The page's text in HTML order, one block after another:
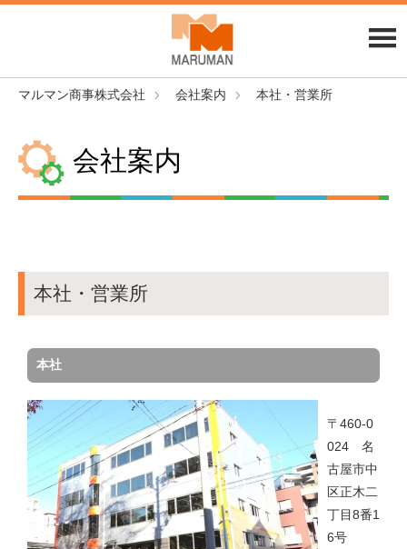
マルマン商事株式会社 会社案内 本社・営業所
会社案内
本社・営業所
本社
〒460-0
024 名
古屋市中
区正木二
丁目8番1
6号